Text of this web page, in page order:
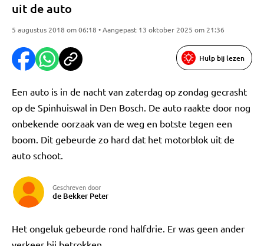
uit de auto
5 augustus 2018 om 06:18 • Aangepast 13 oktober 2025 om 21:36
Hulp bij lezen
Een auto is in de nacht van zaterdag op zondag gecrasht
op de Spinhuiswal in Den Bosch. De auto raakte door nog
onbekende oorzaak van de weg en botste tegen een
boom. Dit gebeurde zo hard dat het motorblok uit de
auto schoot.
Geschreven door
de Bekker Peter
Het ongeluk gebeurde rond halfdrie. Er was geen ander